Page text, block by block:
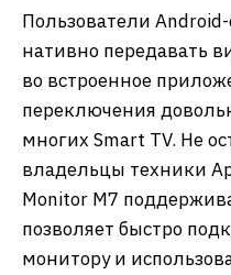
Пользователи
нативно передавать
во встроенное
переключения
многих Smart TV. Не
владельцы техники
Monitor M7
позволяет быстро
монитору и